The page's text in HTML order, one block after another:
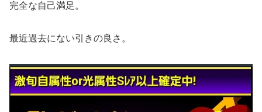
完全な自己満足。
最近過去にない引きの良さ。